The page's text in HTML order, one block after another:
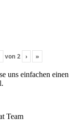
von 2 › »
uns einfachen einen
Team